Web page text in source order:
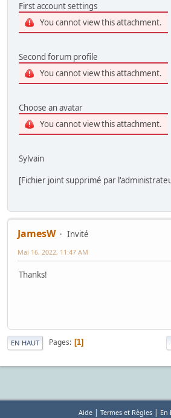
First account settings
You cannot view this attachment.
Second forum profile
You cannot view this attachment.
Choose an avatar
You cannot view this attachment.
Sylvain
[Fichier joint supprimé par
JamesW
Invité
Mai 16, 2022, 11:47 AM
Thanks!
EN HAUT Pages 1
Aide| Termes et Règles| En